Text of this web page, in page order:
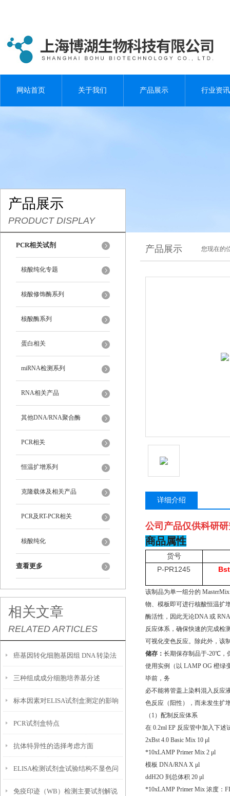
网站首页 关于我们 产品展示 行业资讯
产品展示
PRODUCT DISPLAY
PCR相关试剂
核酸纯化专题
核酸修饰酶系列
核酸酶系列
蛋白相关
miRNA检测系列
RNA相关产品
其他DNA/RNA聚合酶
PCR相关
恒温扩增系列
克隆载体及相关产品
PCR及RT-PCR相关
核酸纯化
查看更多
相关文章
RELATED ARTICLES
癌基因转化细胞基因组 DNA 转染法
实验步骤
三种组成成分细胞培养基分述
标本因素对ELISA试剂盒测定的影响
PCR试剂盒特点
抗体特异性的选择考虑方面
ELISA检测试剂盒试验结构不显色问
题的探讨
免疫印迹（WB）检测主要试剂解说
产品展示 您现在的
详细介绍
公司产品仅供科研
商品属性
货号
P-PR1245
该制品为单一组分的
物、模板即可进行核酸恒温扩
酶活性，因此无论DNA 或
反应体系，确保快速的完成检
可视化变色反应。除此外，该
储存： 长期保存制品于-20℃，
使用实例（以 LAMP OG 橙绿
毕前，务
必不能将管盖上染料混入反应
色反应（阳性），而未发生扩
（1）配制反应体系
在 0.2ml EP 反应管中加入下述
2xBst 4.0 Basic Mix 10 μl
*10xLAMP Primer Mix 2 μl
模板 DNA/RNA X μl
ddH2O 到总体积 20 μl
*10xLAMP Primer Mix 浓度：